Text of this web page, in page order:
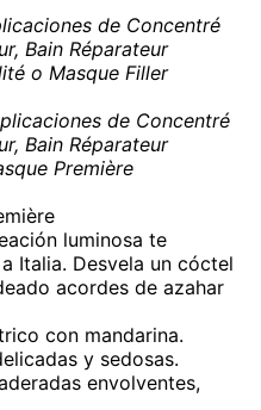
de Concentré
Bain Réparateur
o Masque Filler
de Concentré
Bain Réparateur
Première
luminosa te
Italia. Desvela un cóctel
acordes de azahar
con mandarina.
y sedosas.
envolventes,